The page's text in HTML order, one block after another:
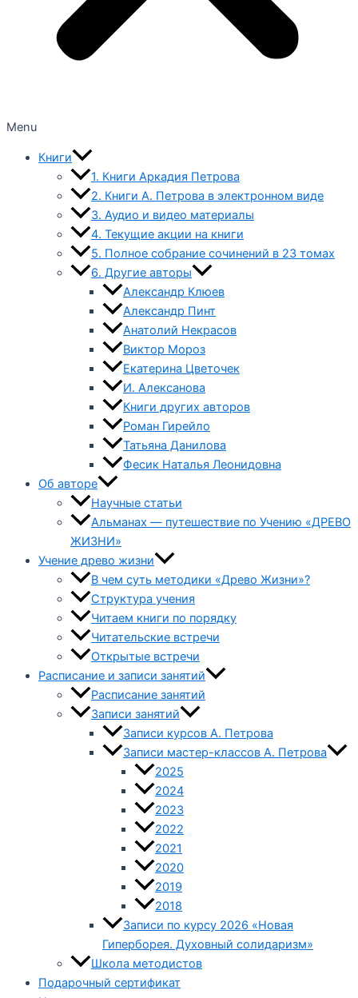
Menu
Книги
1. Книги Аркадия Петрова
2. Книги А. Петрова в электронном виде
3. Аудио и видео материалы
4. Текущие акции на книги
5. Полное собрание сочинений в 23 томах
6. Другие авторы
Александр Клюев
Александр Пинт
Анатолий Некрасов
Виктор Мороз
Екатерина Цветочек
И. Алексанова
Книги других авторов
Роман Гирейло
Татьяна Данилова
Фесик Наталья Леонидовна
Об авторе
Научные статьи
Альманах — путешествие по Учению «ДРЕВО
ЖИЗНИ»
Учение древо жизни
В чем суть методики «Древо Жизни»?
Структура учения
Читаем книги по порядку
Читательские встречи
Открытые встречи
Расписание и записи занятий
Расписание занятий
Записи занятий
Записи курсов А. Петрова
Записи мастер-классов А. Петрова
2025
2024
2023
2022
2021
2020
2019
2018
Записи по курсу 2026 «Новая
Гиперборея. Духовный солидаризм»
Школа методистов
Подарочный сертификат